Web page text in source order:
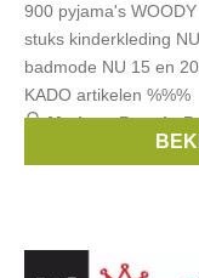
900 pyjama's
stuks kinderkleding
badmode NU 15 en
KADO artikelen %%%
Merken:Bengh,